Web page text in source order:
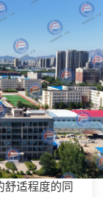
舒适程度的同